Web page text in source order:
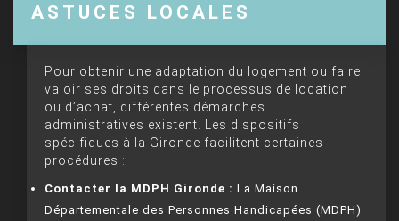
ASTUCES LOCALES
Pour obtenir une adaptation du logement ou faire
valoir ses droits dans le processus de location
ou d’achat, différentes démarches
administratives existent. Les dispositifs
spécifiques à la Gironde facilitent certaines
procédures :
Contacter la MDPH Gironde : La Maison
Départementale des Personnes Handicapées (MDPH)